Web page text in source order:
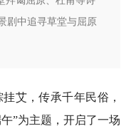
剧中追寻草堂与屈原
艾，传承千年民俗，
”为主题，开启了一场